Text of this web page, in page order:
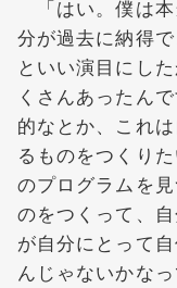
「はい。僕は
分が過去に納得
といい演目にし
くさんあったん
的なとか、これ
るものをつくり
のプログラムを
のをつくって、
が自分にとって
んじゃないかな